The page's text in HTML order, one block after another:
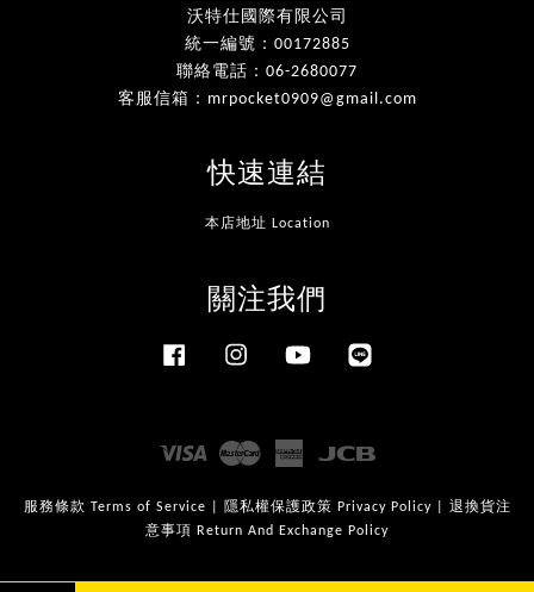
沃特仕國際有限公司
統一編號：00172885
聯絡電話：06-2680077
客服信箱：mrpocket0909@gmail.com
快速連結
本店地址 Location
關注我們
Facebook Instagram YouTube
Visa Master
American
服務條款 Terms of Service 隱私權保護政策 Privacy Policy| 退換貨注
意事項 Return And Exchange Policy